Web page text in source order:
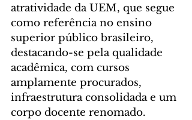
atratividade da UEM, que segue
como referência no ensino
superior público brasileiro,
destacando-se pela qualidade
acadêmica, com cursos
amplamente procurados,
infraestrutura consolidada e um
corpo docente renomado.